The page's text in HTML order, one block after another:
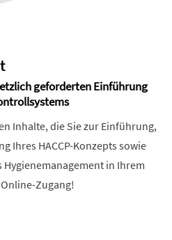
geforderten Einführung
Inhalte, die Sie zur Einführung,
Ihres HACCP-Konzepts sowie
in Ihrem
Zugang!